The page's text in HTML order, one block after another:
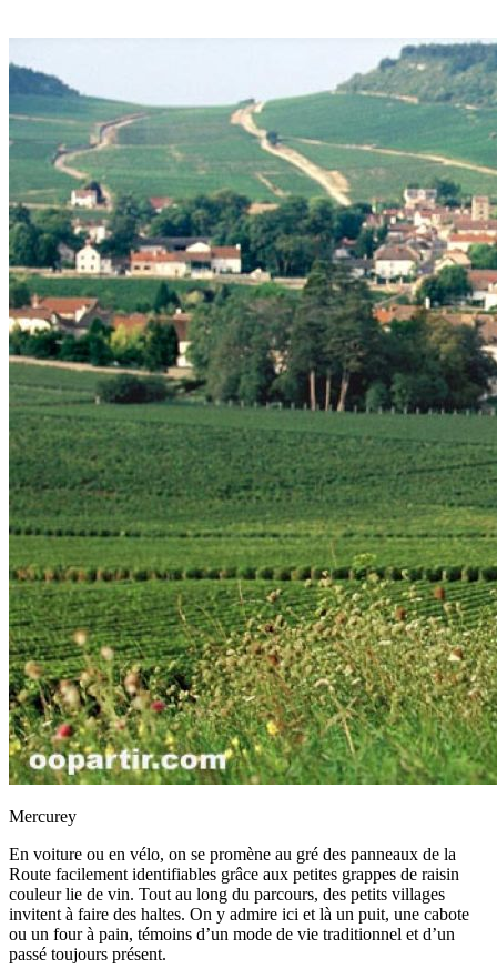
Mercurey
En voiture ou en vélo, on se promène au gré des panneaux de la
Route facilement identifiables grâce aux petites grappes de raisin
couleur lie de vin. Tout au long du parcours, des petits villages
invitent à faire des haltes. On y admire ici et là un puit, une cabote
ou un four à pain, témoins d’un mode de vie traditionnel et d’un
passé toujours présent.